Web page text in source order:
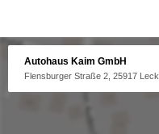
Autohaus Kaim GmbH
Flensburger Straße 2, 25917 Leck